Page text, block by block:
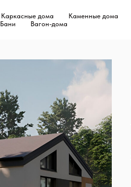
Каркасные дома
Каменные дома
Бани
Вагон-дома